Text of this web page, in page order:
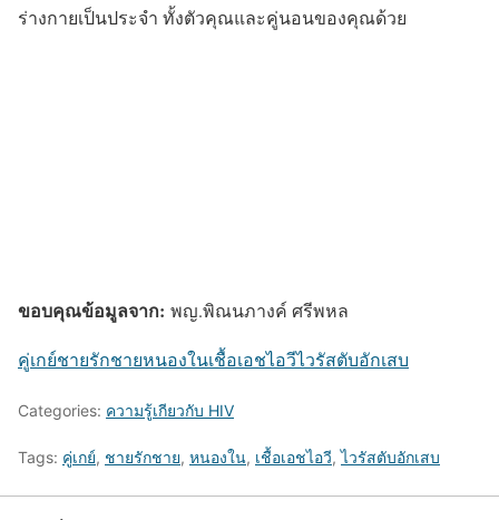
ร่างกายเป็นประจำ ทั้งตัวคุณและคู่นอนของคุณด้วย
ขอบคุณข้อมูลจาก: พญ.พิณนภางค์ ศรีพหล
คู่เกย์ชายรักชายหนองในเชื้อเอชไอวีไวรัสตับอักเสบ
Categories: ความรู้เกียวกับ HIV
Tags: คู่เกย์, ชายรักชาย, หนองใน, เชื้อเอชไอวี,ไวรัสตับอักเสบ